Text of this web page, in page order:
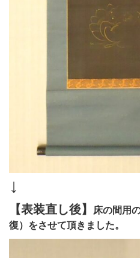
↓
【表装直し後】
床の間用
復）をさせて頂きました。